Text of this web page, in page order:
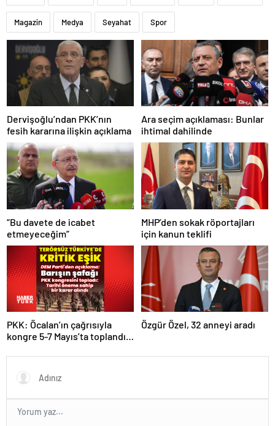
Magazin Medya Seyahat Spor
Dervişoğlu’ndan PKK’nın
fesih kararına ilişkin açıklama
Ara seçim açıklaması: Bunlar
ihtimal dahilinde
“Bu davete de icabet
etmeyeceğim”
MHP’den sokak röportajları
için kanun teklifi
PKK: Öcalan’ın çağrısıyla
kongre 5-7 Mayıs’ta toplandı!
Özgür Özel, 32 anneyi aradı